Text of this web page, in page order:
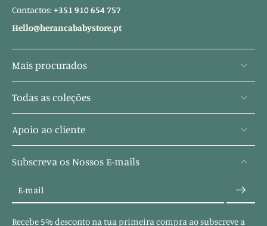
Contactos:+351 910 654 757
Hello@herancababystore.pt
Mais procurados
Todas as coleções
Apoio ao cliente
Subscreva os Nossos E-mails
E-mail
Recebe 5% desconto na tua primeira compra ao subscreve a